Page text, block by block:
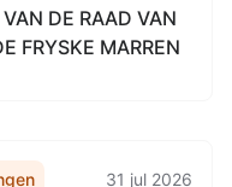
DE RAAD VAN
FRYSKE MARREN
31 jul 2026